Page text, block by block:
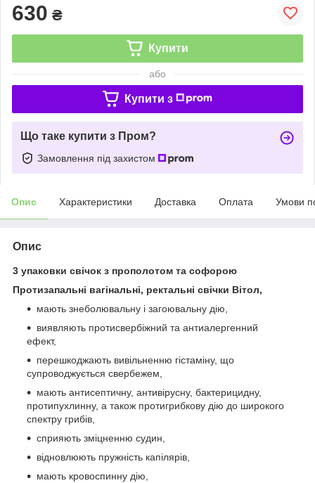
630 ₴
Купити
або
Купити з
Що таке купити з Пром?
Замовлення під захистом
Опис Характеристики Доставка Оплата Умови
Опис
3 упаковки свічок з прополотом та софорою
Протизапальні вагінальні, ректальні свічки Вітол,
мають знеболювальну і загоювальну дію,
виявляють протисвербіжний та антиалергенний
ефект,
перешкоджають вивільненню гістаміну, що
супроводжується свербежем,
мають антисептичну, антивірусну, бактерицидну,
протипухлинну, а також протигрибкову дію до широкого
спектру грибів,
сприяють зміцненню судин,
відновлюють пружність капілярів,
мають кровоспинну дію,